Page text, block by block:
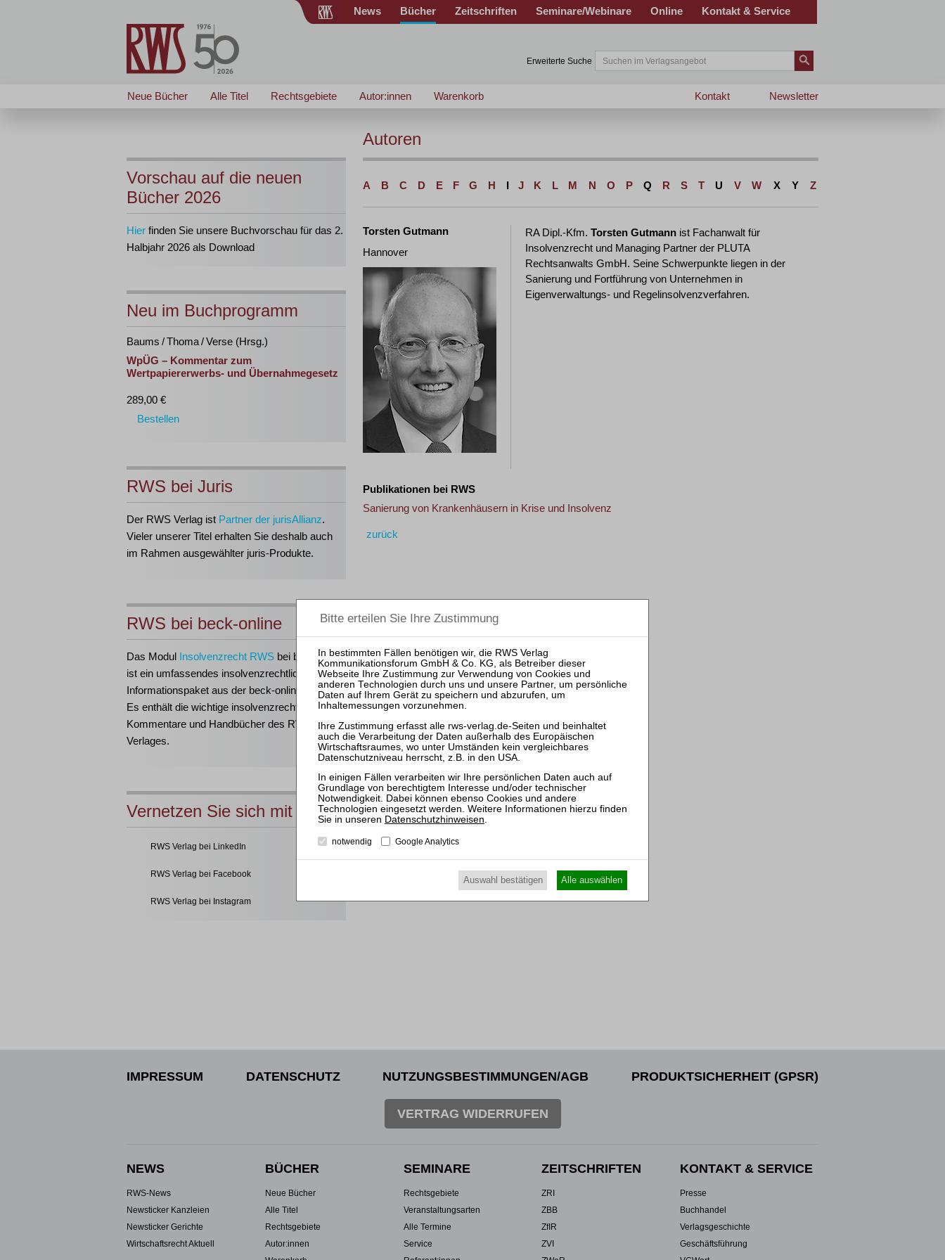
News Bücher Zeitschriften Seminare/Webinare Online Kontakt & Service
Erweiterte Suche
Neue Bücher Alle Titel Rechtsgebiete Autor:innen Warenkorb Newsletter
Kontakt
Vorschau auf die neuen
Bücher 2026
Hier finden Sie unsere Buchvorschau für das 2.
Halbjahr 2026 als Download
Neu im Buchprogramm
Baums / Thoma / Verse (Hrsg.)
WpÜG – Kommentar zum
Wertpapiererwerbs- und Übernahmegesetz
289,00 €
Bestellen
RWS bei Juris
Der RWS Verlag ist Partner der jurisAllianz.
Vieler unserer Titel erhalten Sie deshalb auch
im Rahmen ausgewählter juris-Produkte.
RWS bei beck-online
Das Modul Insolvenzrecht RWS bei beck-online
ist ein umfassendes insolvenzrechtliches
Informationspaket aus der beck-online-Familie.
Es enthält die wichtige insolvenzrechtliche
Kommentare und Handbücher des RWS
Verlages.
Vernetzen Sie sich mit uns
RWS Verlag bei LinkedIn
RWS Verlag bei Facebook
RWS Verlag bei Instagram
Autoren
A B C D E F G H I J K L M N O P Q R S T U V W X Y Z
Torsten Gutmann
Hannover
RA Dipl.-Kfm. Torsten Gutmann ist Fachanwalt für
Insolvenzrecht und Managing Partner der PLUTA
Rechtsanwalts GmbH. Seine Schwerpunkte liegen in der
Sanierung und Fortführung von Unternehmen in
Eigenverwaltungs- und Regelinsolvenzverfahren.
Publikationen bei RWS
Sanierung von Krankenhäusern in Krise und Insolvenz
zurück
IMPRESSUM DATENSCHUTZ NUTZUNGSBESTIMMUNGEN/AGB PRODUKTSICHERHEIT (GPSR)
VERTRAG WIDERRUFEN
NEWS
RWS-News
Newsticker Kanzleien
Newsticker Gerichte
Wirtschaftsrecht Aktuell
BÜCHER
Neue Bücher
Alle Titel
Rechtsgebiete
Autor:innen
SEMINARE
Rechtsgebiete
Veranstaltungsarten
Alle Termine
Service
ZEITSCHRIFTEN
ZRI
ZBB
ZfIR
ZVI
KONTAKT & SERVICE
Presse
Buchhandel
Verlagsgeschichte
Geschäftsführung
Datenschutzhinweisen.
notwendig Google Analytics
Auswahl bestätigen Alle auswählen